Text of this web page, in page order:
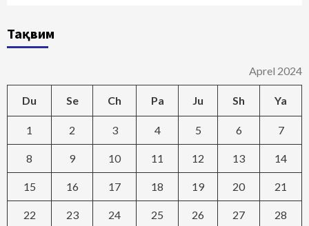
Тақвим
Aprel 2024
Du Se Ch Pa Ju Sh Ya
1 2 3 4 5 6 7
8 9 10 11 12 13 14
15 16 17 18 19 20 21
22 23 24 25 26 27 28